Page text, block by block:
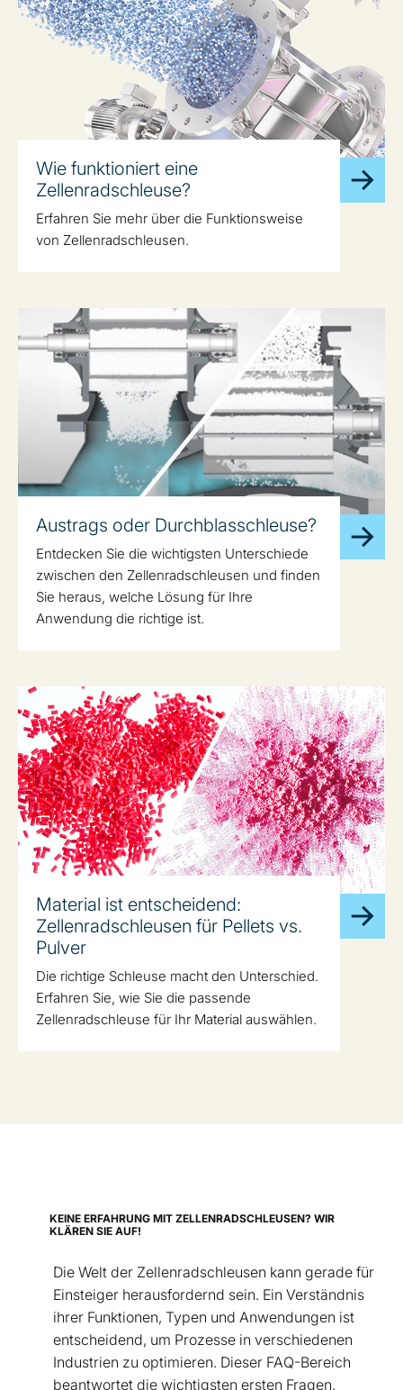
Wie funktioniert eine
Zellenradschleuse?
Erfahren Sie mehr über die Funktionsweise
von Zellenradschleusen.
Austrags oder Durchblasschleuse?
Entdecken Sie die wichtigsten Unterschiede
zwischen den Zellenradschleusen und finden
Sie heraus, welche Lösung für Ihre
Anwendung die richtige ist.
Material ist entscheidend:
Zellenradschleusen für Pellets vs.
Pulver
Die richtige Schleuse macht den Unterschied.
Erfahren Sie, wie Sie die passende
Zellenradschleuse für Ihr Material auswählen.
KEINE ERFAHRUNG MIT ZELLENRADSCHLEUSEN? WIR
KLÄREN SIE AUF!
Die Welt der Zellenradschleusen kann gerade für
Einsteiger herausfordernd sein. Ein Verständnis
ihrer Funktionen, Typen und Anwendungen ist
entscheidend, um Prozesse in verschiedenen
Industrien zu optimieren. Dieser FAQ-Bereich
beantwortet die wichtigsten ersten Fragen.